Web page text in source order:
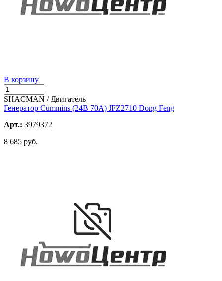
В корзину
SHACMAN / Двигатель
Генератор Cummins (24В 70A) JFZ2710 Dong Feng
Арт.: 3979372
8 685 руб.